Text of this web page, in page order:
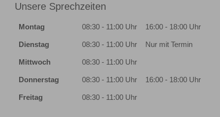
Unsere Sprechzeiten
Montag 08:30 - 11:00 Uhr 16:00 - 18:00 Uhr
Dienstag 08:30 - 11:00 Uhr Nur mit Termin
Mittwoch 08:30 - 11:00 Uhr
Donnerstag 08:30 - 11:00 Uhr 16:00 - 18:00 Uhr
Freitag 08:30 - 11:00 Uhr